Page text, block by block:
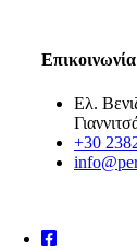
Επικοινωνία
Ελ.
+30